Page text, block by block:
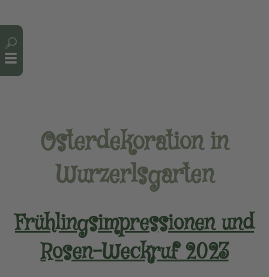
Osterdekoration in
Wurzerlsgarten
Frühlingsimpressionen und
Rosen-Weckruf 2023